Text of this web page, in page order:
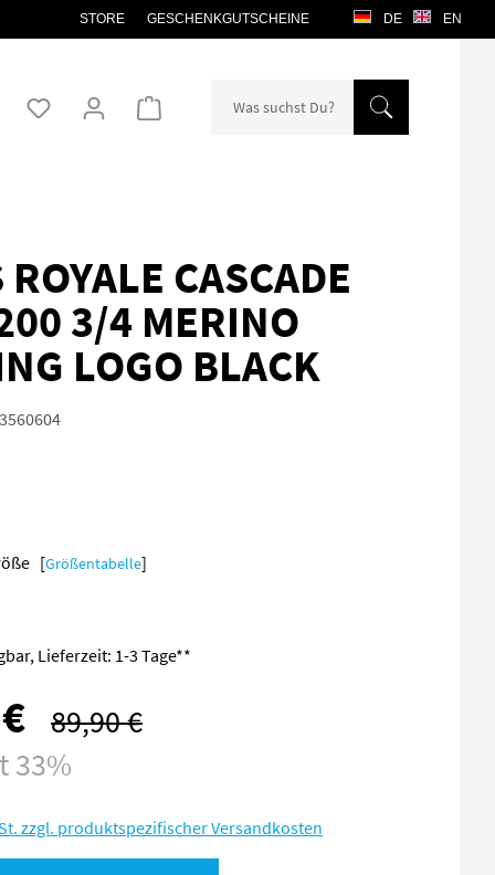
DE EN
STORE GESCHENKGUTSCHEINE
Warenkorb enthält 0 Positionen. Der
CASCADE
3/4 MERINO
LOGO BLACK
Größe [Größentabelle]
Lieferzeit: 1-3 Tage**
Regulärer Preis:
89,90 €
33%
zzgl. produktspezifischer Versandkosten